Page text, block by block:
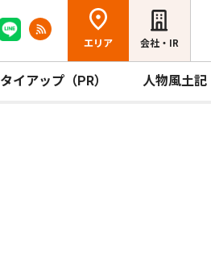
エリア 会社・IR
タイアップ（PR） 人物風土記